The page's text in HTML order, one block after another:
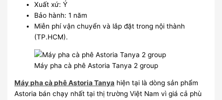
Xuất xứ: Ý
Bảo hành: 1 năm
Miễn phí vận chuyển và lắp đặt trong nội thành
(TP.HCM).
Máy pha cà phê Astoria Tanya 2 group
Máy pha cà phê Astoria Tanya hiện tại là dòng sản phẩm
Astoria bán chạy nhất tại thị trường Việt Nam vì giá cả phù